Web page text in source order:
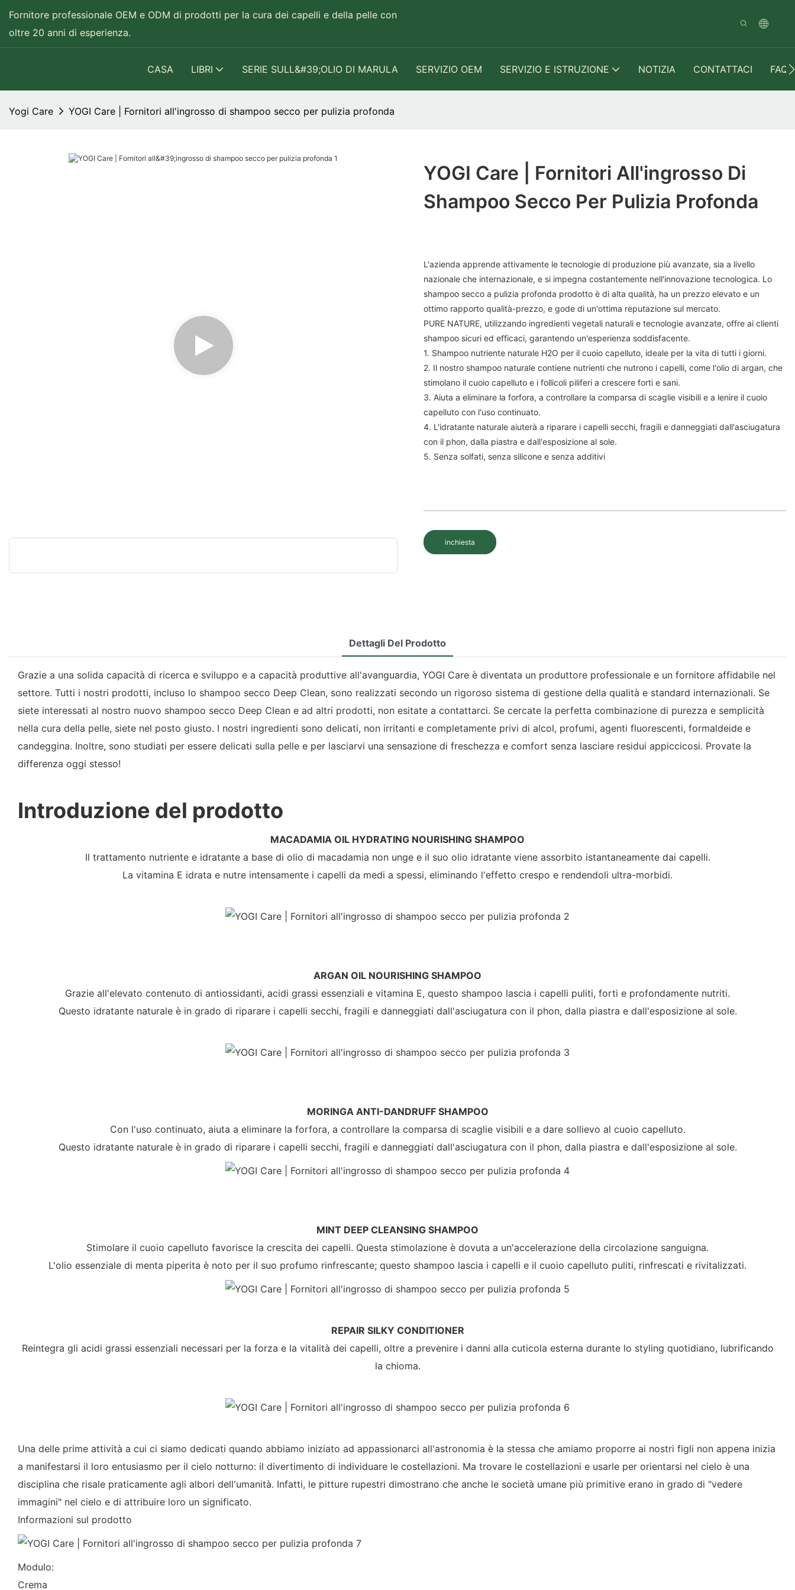
Fornitore professionale OEM e ODM di prodotti per la cura dei capelli e della pelle con
oltre 20 anni di esperienza.
CASA LIBRI SERIE SULL&#39;OLIO DI MARULA SERVIZIO OEM SERVIZIO E ISTRUZIONE NOTIZIA CONTATTACI FAQ
Yogi Care YOGI Care | Fornitori all'ingrosso di shampoo secco per pulizia profonda
YOGI Care | Fornitori All'ingrosso Di
Shampoo Secco Per Pulizia Profonda
L'azienda apprende attivamente le tecnologie di produzione più avanzate, sia a livello
nazionale che internazionale, e si impegna costantemente nell'innovazione tecnologica. Lo
shampoo secco a pulizia profonda prodotto è di alta qualità, ha un prezzo elevato e un
ottimo rapporto qualità-prezzo, e gode di un'ottima reputazione sul mercato.
PURE NATURE, utilizzando ingredienti vegetali naturali e tecnologie avanzate, offre ai clienti
shampoo sicuri ed efficaci, garantendo un'esperienza soddisfacente.
1. Shampoo nutriente naturale H2O per il cuoio capelluto, ideale per la vita di tutti i giorni.
2. Il nostro shampoo naturale contiene nutrienti che nutrono i capelli, come l'olio di argan, che
stimolano il cuoio capelluto e i follicoli piliferi a crescere forti e sani.
3. Aiuta a eliminare la forfora, a controllare la comparsa di scaglie visibili e a lenire il cuoio
capelluto con l'uso continuato.
4. L'idratante naturale aiuterà a riparare i capelli secchi, fragili e danneggiati dall'asciugatura
con il phon, dalla piastra e dall'esposizione al sole.
5. Senza solfati, senza silicone e senza additivi
inchiesta
Dettagli Del Prodotto
Grazie a una solida capacità di ricerca e sviluppo e a capacità produttive all'avanguardia, YOGI Care è diventata un produttore professionale e un fornitore affidabile nel
settore. Tutti i nostri prodotti, incluso lo shampoo secco Deep Clean, sono realizzati secondo un rigoroso sistema di gestione della qualità e standard internazionali. Se
siete interessati al nostro nuovo shampoo secco Deep Clean e ad altri prodotti, non esitate a contattarci. Se cercate la perfetta combinazione di purezza e semplicità
nella cura della pelle, siete nel posto giusto. I nostri ingredienti sono delicati, non irritanti e completamente privi di alcol, profumi, agenti fluorescenti, formaldeide e
candeggina. Inoltre, sono studiati per essere delicati sulla pelle e per lasciarvi una sensazione di freschezza e comfort senza lasciare residui appiccicosi. Provate la
differenza oggi stesso!
Introduzione del prodotto
MACADAMIA OIL HYDRATING NOURISHING SHAMPOO
Il trattamento nutriente e idratante a base di olio di macadamia non unge e il suo olio idratante viene assorbito istantaneamente dai capelli.
La vitamina E idrata e nutre intensamente i capelli da medi a spessi, eliminando l'effetto crespo e rendendoli ultra-morbidi.
ARGAN OIL NOURISHING SHAMPOO
Grazie all'elevato contenuto di antiossidanti, acidi grassi essenziali e vitamina E, questo shampoo lascia i capelli puliti, forti e profondamente nutriti.
Questo idratante naturale è in grado di riparare i capelli secchi, fragili e danneggiati dall'asciugatura con il phon, dalla piastra e dall'esposizione al sole.
MORINGA ANTI-DANDRUFF SHAMPOO
Con l'uso continuato, aiuta a eliminare la forfora, a controllare la comparsa di scaglie visibili e a dare sollievo al cuoio capelluto.
Questo idratante naturale è in grado di riparare i capelli secchi, fragili e danneggiati dall'asciugatura con il phon, dalla piastra e dall'esposizione al sole.
MINT DEEP CLEANSING SHAMPOO
Stimolare il cuoio capelluto favorisce la crescita dei capelli. Questa stimolazione è dovuta a un'accelerazione della circolazione sanguigna.
L'olio essenziale di menta piperita è noto per il suo profumo rinfrescante; questo shampoo lascia i capelli e il cuoio capelluto puliti, rinfrescati e rivitalizzati.
REPAIR SILKY CONDITIONER
Reintegra gli acidi grassi essenziali necessari per la forza e la vitalità dei capelli, oltre a prevenire i danni alla cuticola esterna durante lo styling quotidiano, lubrificando
la chioma.
Una delle prime attività a cui ci siamo dedicati quando abbiamo iniziato ad appassionarci all'astronomia è la stessa che amiamo proporre ai nostri figli non appena inizia
a manifestarsi il loro entusiasmo per il cielo notturno: il divertimento di individuare le costellazioni. Ma trovare le costellazioni e usarle per orientarsi nel cielo è una
disciplina che risale praticamente agli albori dell'umanità. Infatti, le pitture rupestri dimostrano che anche le società umane più primitive erano in grado di "vedere
immagini" nel cielo e di attribuire loro un significato.
Informazioni sul prodotto
Modulo:
Crema